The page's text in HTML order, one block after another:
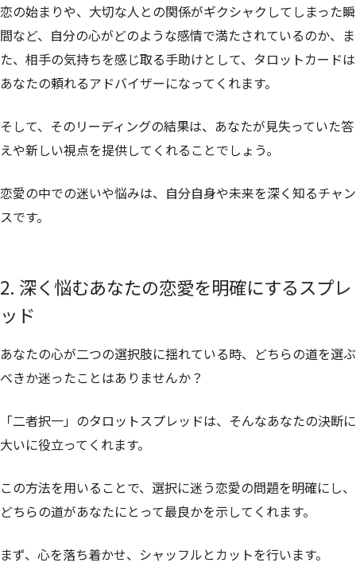
恋の始まりや、大切な人との関係がギクシャクしてしまった瞬
間など、自分の心がどのような感情で満たされているのか、ま
た、相手の気持ちを感じ取る手助けとして、タロットカードは
あなたの頼れるアドバイザーになってくれます。
そして、そのリーディングの結果は、あなたが見失っていた答
えや新しい視点を提供してくれることでしょう。
恋愛の中での迷いや悩みは、自分自身や未来を深く知るチャン
スです。
2. 深く悩むあなたの恋愛を明確にするスプレ
ッド
あなたの心が二つの選択肢に揺れている時、どちらの道を選ぶ
べきか迷ったことはありませんか？
「二者択一」のタロットスプレッドは、そんなあなたの決断に
大いに役立ってくれます。
この方法を用いることで、選択に迷う恋愛の問題を明確にし、
どちらの道があなたにとって最良かを示してくれます。
まず、心を落ち着かせ、シャッフルとカットを行います。